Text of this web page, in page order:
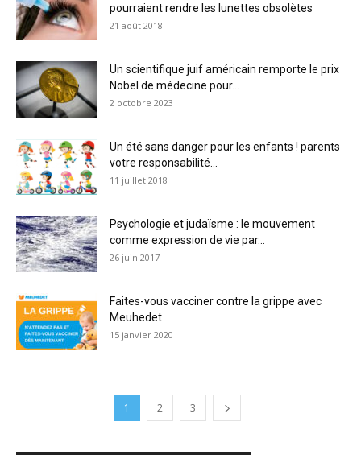
pourraient rendre les lunettes obsolètes
21 août 2018
Un scientifique juif américain remporte le prix
Nobel de médecine pour...
2 octobre 2023
Un été sans danger pour les enfants ! parents
votre responsabilité...
11 juillet 2018
Psychologie et judaïsme : le mouvement
comme expression de vie par...
26 juin 2017
Faites-vous vacciner contre la grippe avec
Meuhedet
15 janvier 2020
1 2 3